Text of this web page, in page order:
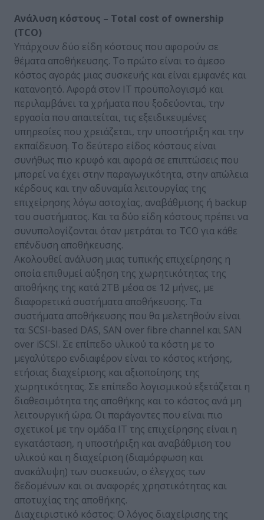
Ανάλυση κόστους – Τotal cost of ownership
(TCO)
Υπάρχουν δύο είδη κόστους που αφορούν σε
θέματα αποθήκευσης. Το πρώτο είναι το άμεσο
κόστος αγοράς μιας συσκευής και είναι εμφανές και
κατανοητό. Αφορά στον ΙΤ προϋπολογισμό και
περιλαμβάνει τα χρήματα που ξοδεύονται, την
εργασία που απαιτείται, τις εξειδικευμένες
υπηρεσίες που χρειάζεται, την υποστήριξη και την
εκπαίδευση. Το δεύτερο είδος κόστους είναι
συνήθως πιο κρυφό και αφορά σε επιπτώσεις που
μπορεί να έχει στην παραγωγικότητα, στην απώλεια
κέρδους και την αδυναμία λειτουργίας της
επιχείρησης λόγω αστοχίας, αναβάθμισης ή backup
του συστήματος. Και τα δύο είδη κόστους πρέπει να
συνυπολογίζονται όταν μετράται το TCO για κάθε
επένδυση αποθήκευσης.
Ακολουθεί ανάλυση μιας τυπικής επιχείρησης η
οποία επιθυμεί αύξηση της χωρητικότητας της
αποθήκης της κατά 2ΤΒ μέσα σε 12 μήνες, με
διαφορετικά συστήματα αποθήκευσης. Τα
συστήματα αποθήκευσης που θα μελετηθούν είναι
τα: SCSI-based DAS, SAN over fibre channel και SAN
over iSCSI. Σε επίπεδο υλικού τα κόστη με το
μεγαλύτερο ενδιαφέρον είναι το κόστος κτήσης,
ετήσιας διαχείρισης και αξιοποίησης της
χωρητικότητας. Σε επίπεδο λογισμικού εξετάζεται η
διαθεσιμότητα της αποθήκης και το κόστος ανά μη
λειτουργική ώρα. Οι παράγοντες που είναι πιο
σχετικοί με την ομάδα ΙΤ της επιχείρησης είναι η
εγκατάσταση, η υποστήριξη και αναβάθμιση του
υλικού και η διαχείριση (διαμόρφωση και
ανακάλυψη) των συσκευών, ο έλεγχος των
δεδομένων και οι αναφορές χρηστικότητας και
αποτυχίας της αποθήκης.
Διαχειριστικό κόστος: Ο λόγος διαχείρισης της